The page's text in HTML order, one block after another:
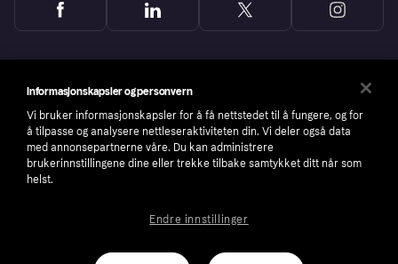
number: 556737-0431
Informasjonskapsler og personvern
Vi bruker informasjonskapsler for å få nettstedet til å fungere, og for
å tilpasse og analysere nettleseraktiviteten din. Vi deler også data
med annonsepartnerne våre. Du kan administrere
brukerinnstillingene dine eller trekke tilbake samtykket ditt når som
helst.
Endre innstillinger